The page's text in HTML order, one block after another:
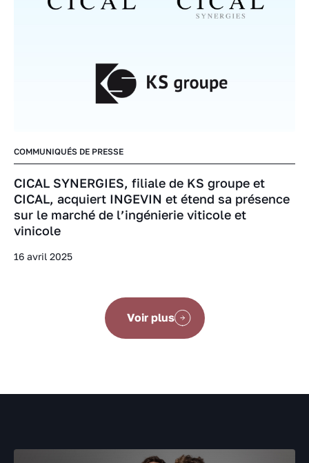
COMMUNIQUÉS DE PRESSE
CICAL SYNERGIES, filiale de KS groupe et
CICAL, acquiert INGEVIN et étend sa présence
sur le marché de l’ingénierie viticole et
vinicole
16 avril 2025
Voir plus